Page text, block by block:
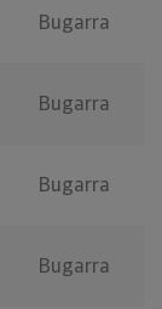
Bugarra
Bugarra
Bugarra
Bugarra